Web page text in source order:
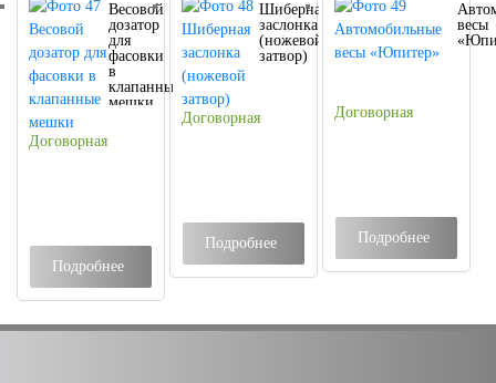
Весовой
дозатор
для
фасовки
в
клапанные
мешки
Договорная
Подробнее
Шиберная
заслонка
(ножевой
затвор)
Договорная
Подробнее
весы
Договорная
Подробнее